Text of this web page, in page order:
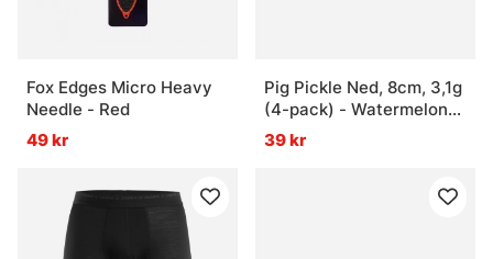
Fox Edges Micro Heavy
Needle - Red
49 kr
Pig Pickle Ned, 8cm, 3,1g
(4-pack) - Watermelon
Red Flake
39 kr